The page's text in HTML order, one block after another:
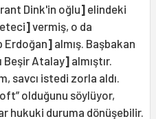
Dink'in oğlu] elindeki
]vermiş, o da
Erdoğan] almış. Başbakan
Beşir Atalay] almıştır.
savcı istedi zorla aldı.
olduğunu söylüyor,
hukuki duruma dönüşebilir.